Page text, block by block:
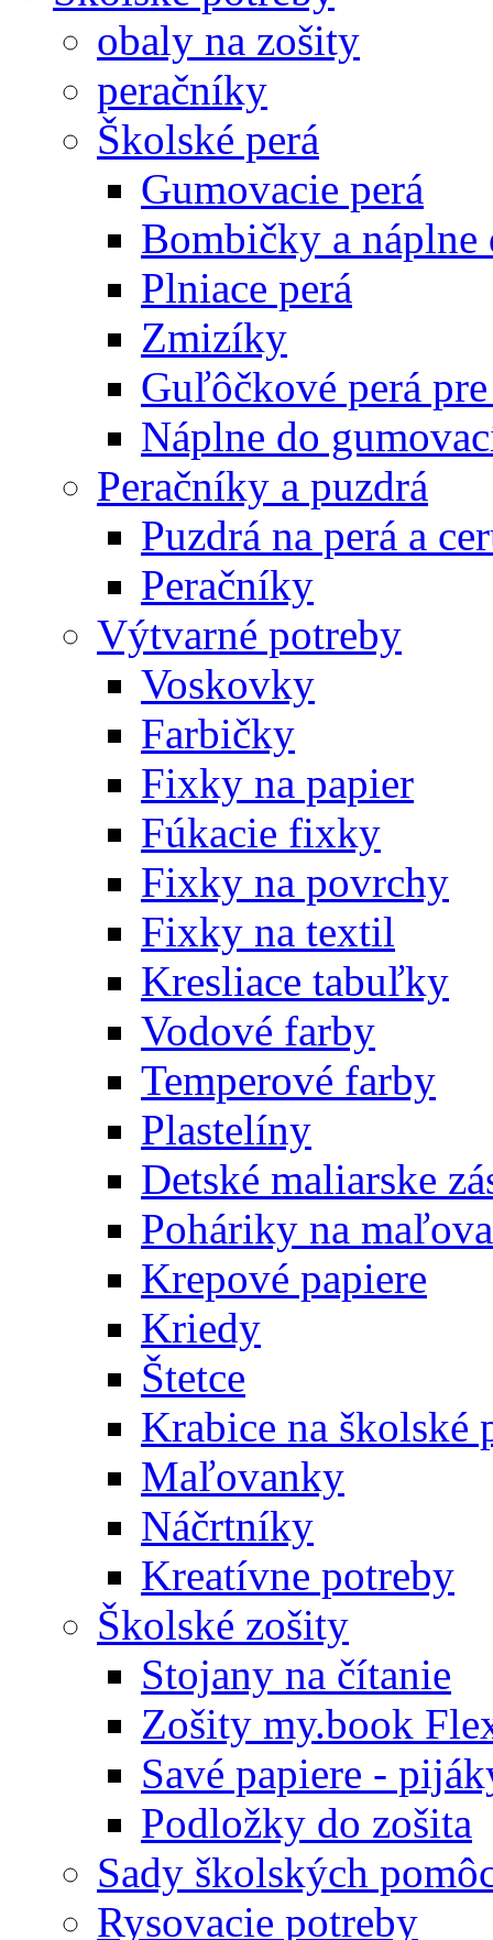
obaly na zošity
peračníky
Školské perá
Gumovacie perá
Bombičky a náplne
Plniace perá
Zmizíky
Guľôčkové perá
Náplne do
Peračníky a puzdrá
Puzdrá na perá a
Peračníky
Výtvarné potreby
Voskovky
Farbičky
Fixky na papier
Fúkacie fixky
Fixky na povrchy
Fixky na textil
Kresliace tabuľky
Vodové farby
Temperové farby
Plastelíny
Detské maliarske
Poháriky na
Krepové papiere
Kriedy
Štetce
Krabice na školské
Maľovanky
Náčrtníky
Kreatívne potreby
Školské zošity
Stojany na čítanie
Zošity my.book
Savé papiere -
Podložky do zošita
Sady školských
Rysovacie potreby